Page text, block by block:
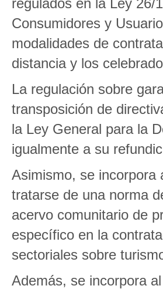
regulados en la Ley 26/
Consumidores y
modalidades de
distancia y los
La regulación sobre
transposición de
la Ley General para la
igualmente a su
Asimismo, se incorpora
tratarse de una norma
acervo comunitario de
específico en la
sectoriales sobre
Además, se incorpora